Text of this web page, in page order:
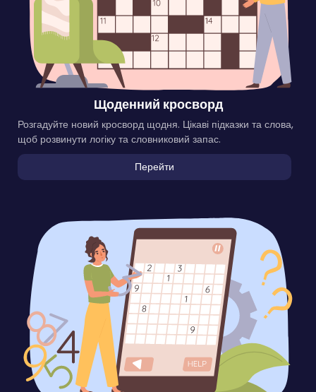
Щоденний кросворд
Розгадуйте новий кросворд щодня. Цікаві підказки та слова,
щоб розвинути логіку та словниковий запас.
Перейти